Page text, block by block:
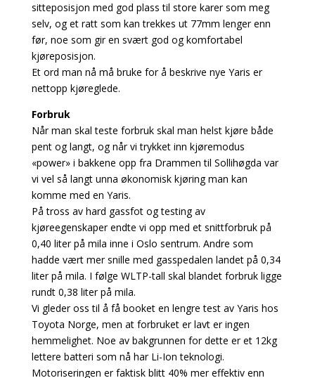
sitteposisjon med god plass til store karer som meg
selv, og et ratt som kan trekkes ut 77mm lenger enn
før, noe som gir en svært god og komfortabel
kjøreposisjon.
Et ord man nå må bruke for å beskrive nye Yaris er
nettopp kjøreglede.
Forbruk
Når man skal teste forbruk skal man helst kjøre både
pent og langt, og når vi trykket inn kjøremodus
«power» i bakkene opp fra Drammen til Sollihøgda var
vi vel så langt unna økonomisk kjøring man kan
komme med en Yaris.
På tross av hard gassfot og testing av
kjøreegenskaper endte vi opp med et snittforbruk på
0,40 liter på mila inne i Oslo sentrum. Andre som
hadde vært mer snille med gasspedalen landet på 0,34
liter på mila. I følge WLTP-tall skal blandet forbruk ligge
rundt 0,38 liter på mila.
Vi gleder oss til å få booket en lengre test av Yaris hos
Toyota Norge, men at forbruket er lavt er ingen
hemmelighet. Noe av bakgrunnen for dette er et 12kg
lettere batteri som nå har Li-Ion teknologi.
Motoriseringen er faktisk blitt 40% mer effektiv enn